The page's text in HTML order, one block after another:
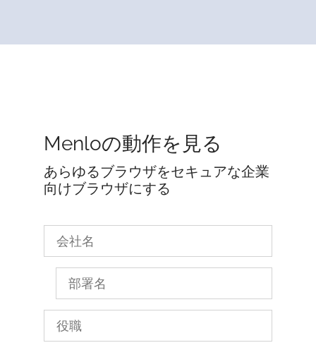
Menloの動作を見る
あらゆるブラウザをセキュアな企業
向けブラウザにする